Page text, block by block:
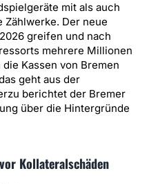
mit als auch
Der neue
greifen und nach
mehrere Millionen
Kassen von Bremen
geht aus der
berichtet der Bremer
über die Hintergründe
Kollateralschäden